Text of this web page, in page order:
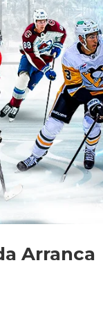
Arranca